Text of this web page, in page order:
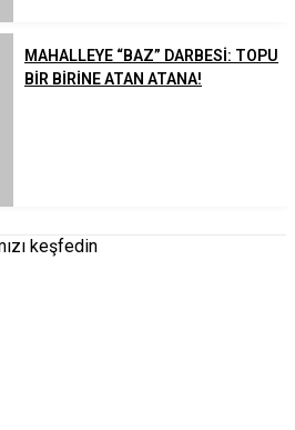
MAHALLEYE “BAZ” DARBESİ: TOPU
BİR BİRİNE ATAN ATANA!
keşfedin